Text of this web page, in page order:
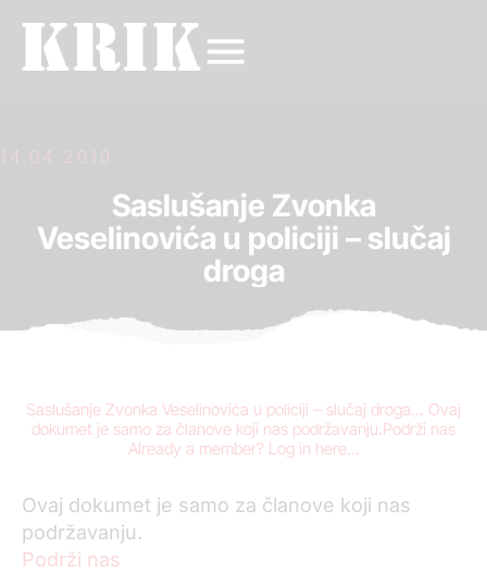
14.04.2019.
Saslušanje Zvonka
Veselinovića u policiji – slučaj
droga
Saslušanje Zvonka Veselinovića u policiji – slučaj droga… Ovaj
dokumet je samo za članove koji nas podržavanju.Podrži nas
Already a member? Log in here...
Ovaj dokumet je samo za članove koji nas
podržavanju.
Podrži nas